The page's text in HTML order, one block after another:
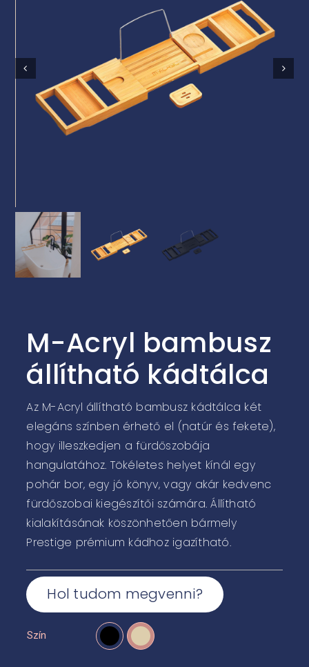
Prestige-ről
Kapcsolat
M-Acryl bambusz
állítható kádtálca
Az M-Acryl állítható bambusz kádtálca két
elegáns színben érhető el (natúr és fekete),
hogy illeszkedjen a fürdőszobája
hangulatához. Tökéletes helyet kínál egy
pohár bor, egy jó könyv, vagy akár kedvenc
fürdőszobai kiegészítői számára. Állítható
kialakításának köszönhetően bármely
Prestige prémium kádhoz igazítható.
Hol tudom megvenni?
Szín